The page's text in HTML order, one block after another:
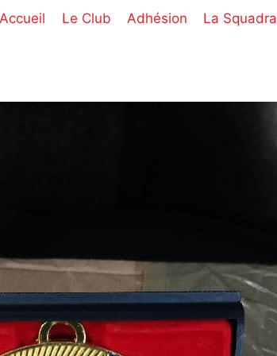
Accueil Le Club Adhésion La Squadra